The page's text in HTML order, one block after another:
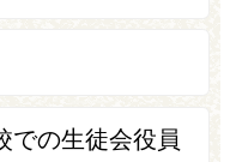
での生徒会役員